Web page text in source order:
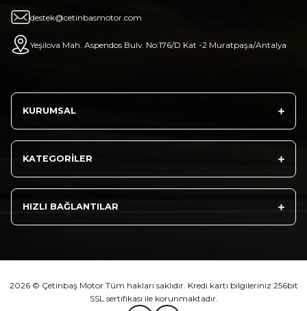
Sepete Ekle
₺ 1.600,00
TVS Wego Kilit Seti Mondial Turismo 50 Kaporta Seti Sarı
destek@cetinbasmotor.com
Yeşilova Mah. Aspendos Bulv. No:176/D Kat -2 Muratpaşa/Antalya
KURUMSAL
KATEGORİLER
HIZLI BAĞLANTILAR
2026 © Çetinbaş Motor Tüm hakları saklıdır. Kredi kartı bilgileriniz 256bit
SSL sertifikası ile korunmaktadır.